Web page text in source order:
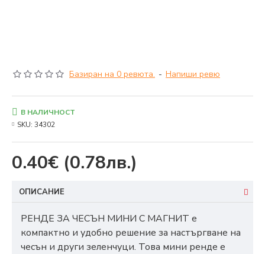
Базиран на 0 ревюта. - Напиши ревю
0.40€ (0.78лв.)
В НАЛИЧНОСТ
SKU: 34302
ОПИСАНИЕ
РЕНДЕ ЗА ЧЕСЪН МИНИ С МАГНИТ е
компактно и удобно решение за настъргване на
чесън и други зеленчуци. Това мини ренде е